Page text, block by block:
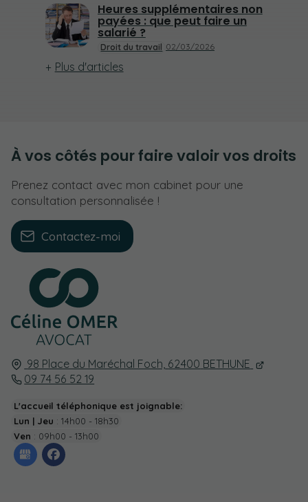
Droit du travail 02/03/2026
Heures supplémentaires non
payées : que peut faire un
salarié ?
Plus d'articles
98 Place du Maréchal Foch, 62400 BETHUNE
09 74 56 52 19
L'accueil téléphonique est joignable:
Lun | Jeu : 14h00 - 18h30
Ven : 09h00 - 13h00
À vos côtés pour faire valoir vos droits
Prenez contact avec mon cabinet pour une
consultation personnalisée !
Contactez-moi